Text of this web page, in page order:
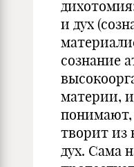
и дух
сознание
материи,
творит из
дух. Сама